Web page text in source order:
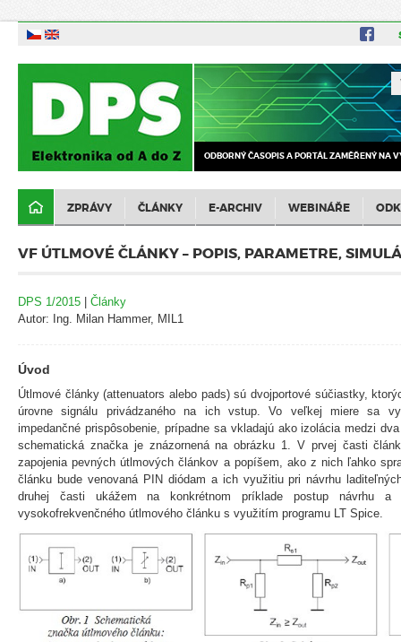
ODBORNÝ ČASOPIS A PORTÁL ZAMĚŘENÝ NA
ZPRÁVY ČLÁNKY E-ARCHIV WEBINÁŘE
VF ÚTLMOVÉ ČLÁNKY – POPIS, PARAMETRE,
DPS 1/2015 | Články
Autor: Ing. Milan Hammer, MIL1
Úvod
Útlmové články (attenuators alebo pads) sú dvojportové súčiastky,
úrovne signálu privádzaného na ich vstup. Vo veľkej miere sa
impedančné prispôsobenie, prípadne sa vkladajú ako izolácia medzi
schematická značka je znázornená na obrázku 1. V prvej časti
zapojenia pevných útlmových článkov a popíšem, ako z nich ľahko
článku bude venovaná PIN diódam a ich využitiu pri návrhu
druhej časti ukážem na konkrétnom príklade postup návrhu a
vysokofrekvenčného útlmového článku s využitím programu LT Spice.